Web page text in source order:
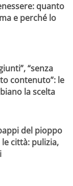
quanto
e perché lo
“senza
contenuto”: le
la scelta
del pioppo
città: pulizia,